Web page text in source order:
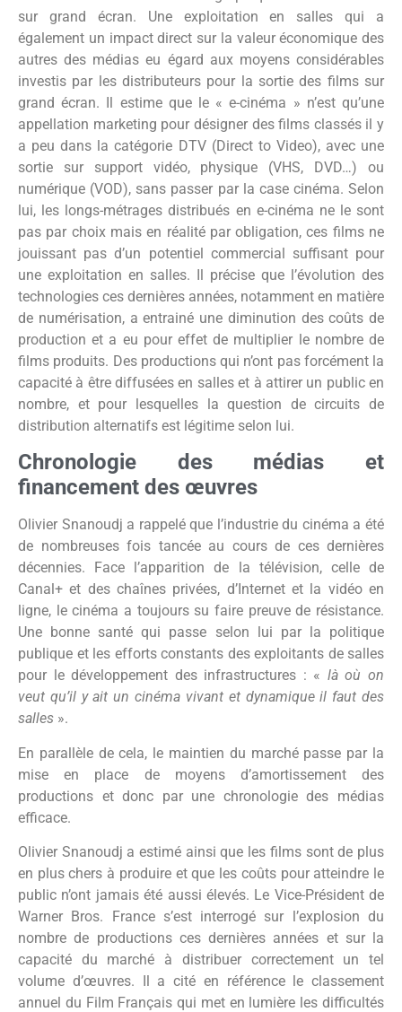
sur grand écran. Une exploitation en salles qui a
également un impact direct sur la valeur économique des
autres des médias eu égard aux moyens considérables
investis par les distributeurs pour la sortie des films sur
grand écran. Il estime que le « e-cinéma » n’est qu’une
appellation marketing pour désigner des films classés il y
a peu dans la catégorie DTV (Direct to Video), avec une
sortie sur support vidéo, physique (VHS, DVD…) ou
numérique (VOD), sans passer par la case cinéma. Selon
lui, les longs-métrages distribués en e-cinéma ne le sont
pas par choix mais en réalité par obligation, ces films ne
jouissant pas d’un potentiel commercial suffisant pour
une exploitation en salles. Il précise que l’évolution des
technologies ces dernières années, notamment en matière
de numérisation, a entrainé une diminution des coûts de
production et a eu pour effet de multiplier le nombre de
films produits. Des productions qui n’ont pas forcément la
capacité à être diffusées en salles et à attirer un public en
nombre, et pour lesquelles la question de circuits de
distribution alternatifs est légitime selon lui.
Chronologie des médias et
financement des œuvres
Olivier Snanoudj a rappelé que l’industrie du cinéma a été
de nombreuses fois tancée au cours de ces dernières
décennies. Face l’apparition de la télévision, celle de
Canal+ et des chaînes privées, d’Internet et la vidéo en
ligne, le cinéma a toujours su faire preuve de résistance.
Une bonne santé qui passe selon lui par la politique
publique et les efforts constants des exploitants de salles
pour le développement des infrastructures : « là où on
veut qu’il y ait un cinéma vivant et dynamique il faut des
salles ».
En parallèle de cela, le maintien du marché passe par la
mise en place de moyens d’amortissement des
productions et donc par une chronologie des médias
efficace.
Olivier Snanoudj a estimé ainsi que les films sont de plus
en plus chers à produire et que les coûts pour atteindre le
public n’ont jamais été aussi élevés. Le Vice-Président de
Warner Bros. France s’est interrogé sur l’explosion du
nombre de productions ces dernières années et sur la
capacité du marché à distribuer correctement un tel
volume d’œuvres. Il a cité en référence le classement
annuel du Film Français qui met en lumière les difficultés